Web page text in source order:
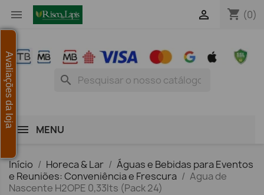
 shopping_cart (0)

search
MENU
Início Horeca & Lar
Águas e Bebidas para Eventos
e Reuniões: Conveniência e Frescura
Agua de
Nascente H2OPE 0,33lts (Pack 24)
Avaliações da loja